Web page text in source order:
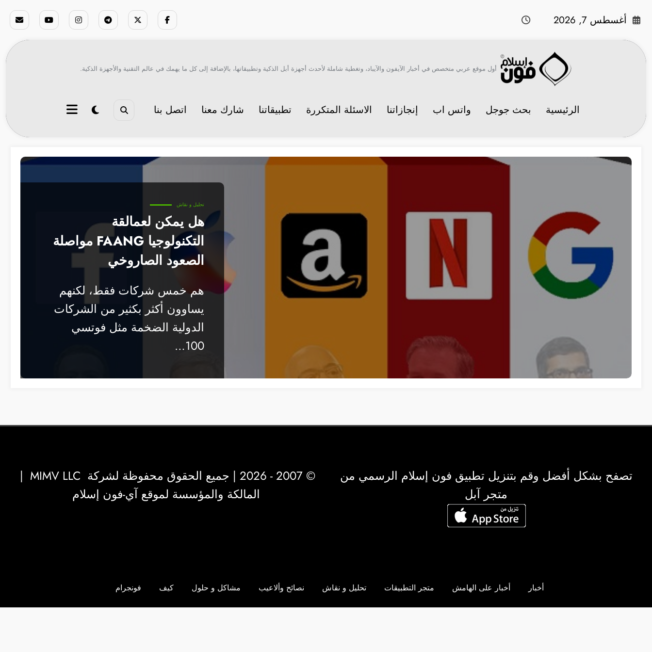
أغسطس 7, 2026
أول موقع عربي متخصص في أخبار الآيفون والآيباد، وتغطية شاملة لأحدث أجهزة أبل الذكية وتطبيقاتها، بالإضافة إلى كل ما يهمك في عالم التقنية والأجهزة الذكية.
الرئيسية بحث جوجل واتس اب إنجازاتنا الاسئلة المتكررة تطبيقاتنا شارك معنا اتصل بنا
تحليل و نقاش
هل يمكن لعمالقة
التكنولوجيا FAANG مواصلة
الصعود الصاروخي
هم خمس شركات فقط، لكنهم
يساوون أكثر بكثير من الشركات
الدولية الضخمة مثل فوتسي
100…
تصفح بشكل أفضل وقم بتنزيل تطبيق فون إسلام الرسمي من
متجر آبل
© 2007 - 2026 | جميع الحقوق محفوظة لشركة MIMV LLC
|
المالكة والمؤسسة لموقع آي-فون إسلام
أخبار أخبار على الهامش متجر التطبيقات تحليل و نقاش نصائح وألاعيب مشاكل و حلول كيف فونجرام